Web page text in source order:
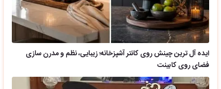
ایده آل ترین چینش روی کانتر آشپزخانه؛ زیبایی، نظم و مدرن سازی
فضای روی کابینت